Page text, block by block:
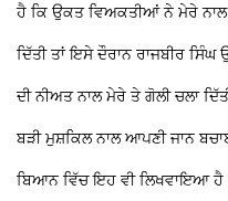
ਹੈ ਕਿ ਉਕਤ ਵਿਅਕਤੀਆਂ ਨੇ ਮੇਰੇ
ਦਿੱਤੀ ਤਾਂ ਇਸੇ ਦੌਰਾਨ ਰਾਜਬੀਰ
ਦੀ ਨੀਅਤ ਨਾਲ ਮੇਰੇ ਤੇ ਗੋਲੀ ਚਲਾ
ਬੜੀ ਮੁਸ਼ਕਿਲ ਨਾਲ ਆਪਣੀ ਜਾਨ
ਬਿਆਨ ਵਿੱਚ ਇਹ ਵੀ ਲਿਖਵਾਇਆ ਹੈ